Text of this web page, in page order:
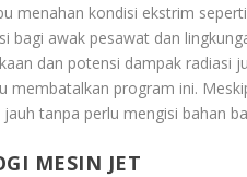
menahan kondisi ekstrim
bagi awak pesawat dan
dan potensi dampak radiasi
membatalkan program ini.
tanpa perlu mengisi bahan
MESIN JET